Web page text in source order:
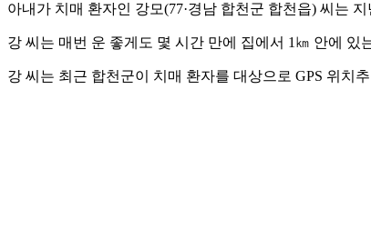
아내가 치매 환자인 강모(77·경남 합천군 합천읍) 씨는
강 씨는 매번 운 좋게도 몇 시간 만에 집에서 1㎞ 안에
강 씨는 최근 합천군이 치매 환자를 대상으로 GPS 위치